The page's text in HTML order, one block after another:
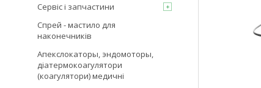
Сервіс і запчастини
Спрей - мастило для
наконечників
Апекслокаторы, эндомоторы,
діатермокоагулятори
(коагулятори) медичні